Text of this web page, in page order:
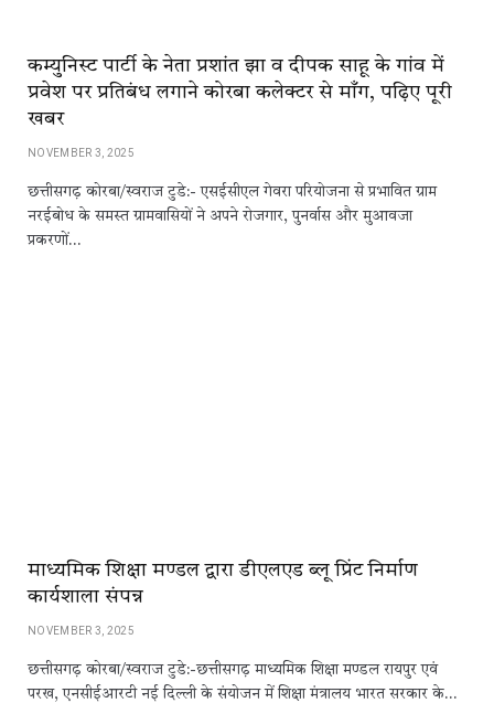
कम्युनिस्ट पार्टी के नेता प्रशांत झा व दीपक साहू के गांव में
प्रवेश पर प्रतिबंध लगाने कोरबा कलेक्टर से माँग, पढ़िए पूरी
खबर
NOVEMBER 3, 2025
छत्तीसगढ़ कोरबा/स्वराज टुडे:- एसईसीएल गेवरा परियोजना से प्रभावित ग्राम
नरईबोध के समस्त ग्रामवासियों ने अपने रोजगार, पुनर्वास और मुआवजा
प्रकरणों…
माध्यमिक शिक्षा मण्डल द्वारा डीएलएड ब्लू प्रिंट निर्माण
कार्यशाला संपन्न
NOVEMBER 3, 2025
छत्तीसगढ़ कोरबा/स्वराज टुडे:-छत्तीसगढ़ माध्यमिक शिक्षा मण्डल रायपुर एवं
परख, एनसीईआरटी नई दिल्ली के संयोजन में शिक्षा मंत्रालय भारत सरकार के…